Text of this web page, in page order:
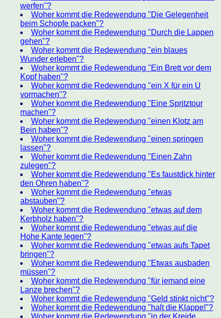
werfen"?
Woher kommt die Redewendung "Die Gelegenheit
beim Schopfe packen"?
Woher kommt die Redewendung "Durch die Lappen
gehen"?
Woher kommt die Redewendung "ein blaues
Wunder erleben"?
Woher kommt die Redewendung "Ein Brett vor dem
Kopf haben"?
Woher kommt die Redewendung "ein X für ein U
vormachen"?
Woher kommt die Redewendung "Eine Spritztour
machen"?
Woher kommt die Redewendung "einen Klotz am
Bein haben"?
Woher kommt die Redewendung "einen springen
lassen"?
Woher kommt die Redewendung "Einen Zahn
zulegen"?
Woher kommt die Redewendung "Es faustdick hinter
den Ohren haben"?
Woher kommt die Redewendung "etwas
abstauben"?
Woher kommt die Redewendung "etwas auf dem
Kerbholz haben"?
Woher kommt die Redewendung "etwas auf die
Hohe Kante legen"?
Woher kommt die Redewendung "etwas aufs Tapet
bringen"?
Woher kommt die Redewendung "Etwas ausbaden
müssen"?
Woher kommt die Redewendung "für jemand eine
Lanze brechen"?
Woher kommt die Redewendung "Geld stinkt nicht"?
Woher kommt die Redewendung "halt die Klappe!"?
Woher kommt die Redewendung "in der Kreide